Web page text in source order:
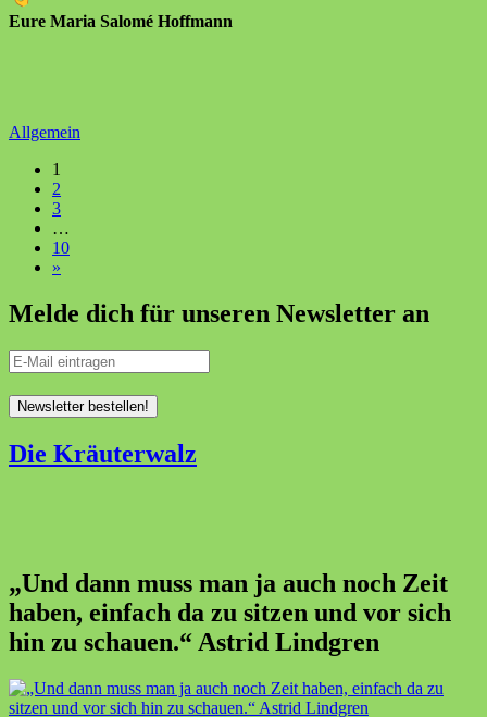
Eure Maria Salomé Hoffmann
Allgemein
1
2
3
…
10
»
Melde dich für unseren Newsletter an
Die Kräuterwalz
„Und dann muss man ja auch noch Zeit
haben, einfach da zu sitzen und vor sich
hin zu schauen.“ Astrid Lindgren